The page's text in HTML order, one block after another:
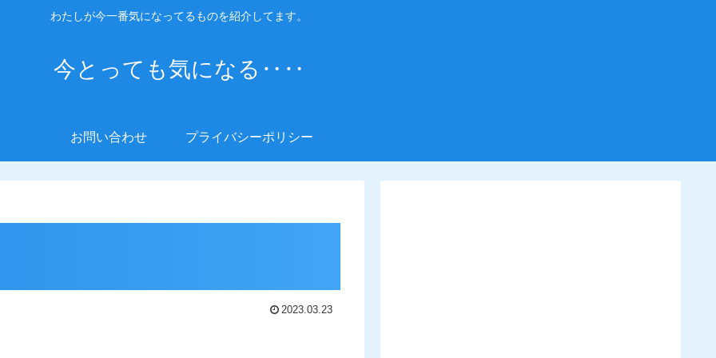
わたしが今一番気になってるものを紹介してます。
今とっても気になる‥‥
お問い合わせ プライバシーポリシー
2023.03.23